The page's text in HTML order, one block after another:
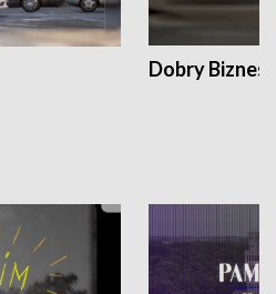
Dobry Biznes